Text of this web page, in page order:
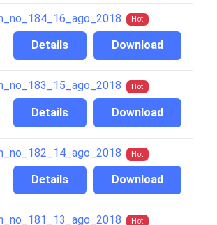
Hot
Download
Details
Hot
Download
Details
Hot
Download
Details
Hot